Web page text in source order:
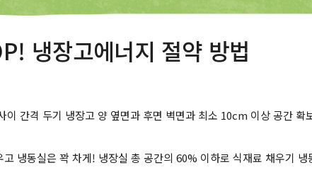
냉장고에너지 절약 방법
이 간격 두기 냉장고 양 옆면과 후면 벽면과 최소 10cm 이상 공간
냉동실은 꽉 차게! 냉장실 총 공간의 60% 이하로 식재료 채우기